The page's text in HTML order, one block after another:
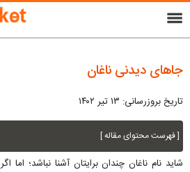
menu
جاهای دیدنی ناغان
تاریخ بروزرسانی: ۱۳ تیر ۱۴۰۲
[ فهرست محتوای مقاله ]
شاید نام ناغان چندان برایتان آشنا نباشد؛